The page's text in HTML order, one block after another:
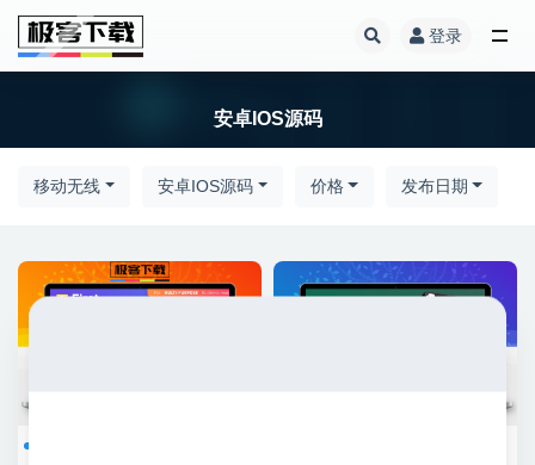
登录
安卓IOS源码
移动无线 安卓IOS源码 价格 发布日期
全部